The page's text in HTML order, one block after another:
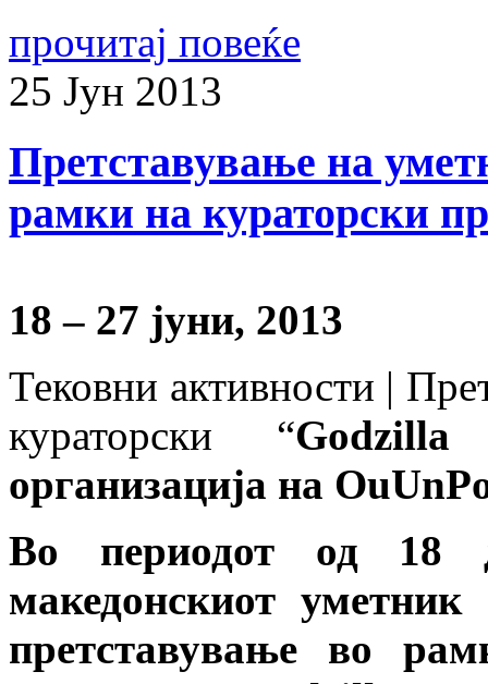
прочитај повеќе
25 Јун 2013
Претставување на
рамки на кураторски
18 – 27 јуни, 2013
Тековни активности |
кураторски “
организација на
Во периодот од 18
македонскиот
претставување во